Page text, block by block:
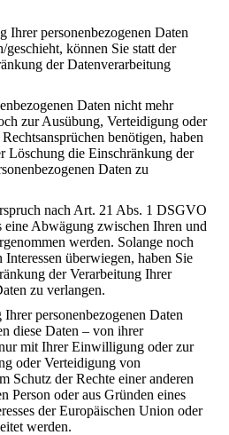
Ihrer personenbezogenen Daten
geschieht, können Sie statt der
der Datenverarbeitung
Daten nicht mehr
zur Ausübung, Verteidigung oder
benötigen, haben
Löschung die Einschränkung der
Daten zu
nach Art. 21 Abs. 1 DSGVO
eine Abwägung zwischen Ihren und
werden. Solange noch
Interessen überwiegen, haben Sie
der Verarbeitung Ihrer
zu verlangen.
personenbezogenen Daten
diese Daten – von ihrer
mit Ihrer Einwilligung oder zur
oder Verteidigung von
Schutz der Rechte einer anderen
Person oder aus Gründen eines
der Europäischen Union oder
werden.